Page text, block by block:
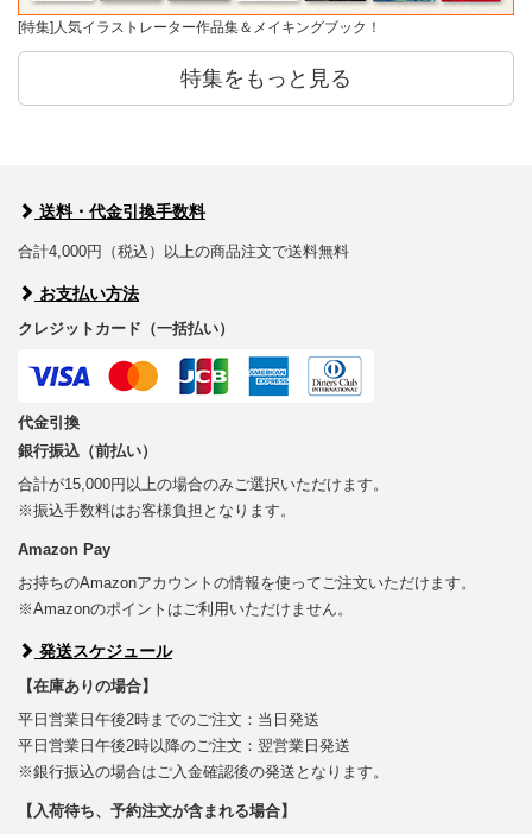
[特集]人気イラストレーター作品集＆メイキングブック！
特集をもっと見る
送料・代金引換手数料
合計4,000円（税込）以上の商品注文で送料無料
お支払い方法
クレジットカード（一括払い）
代金引換
銀行振込（前払い）
合計が15,000円以上の場合のみご選択いただけます。
※振込手数料はお客様負担となります。
Amazon Pay
お持ちのAmazonアカウントの情報を使ってご注文いただけます。
※Amazonのポイントはご利用いただけません。
発送スケジュール
【在庫ありの場合】
平日営業日午後2時までのご注文：当日発送
平日営業日午後2時以降のご注文：翌営業日発送
※銀行振込の場合はご入金確認後の発送となります。
【入荷待ち、予約注文が含まれる場合】